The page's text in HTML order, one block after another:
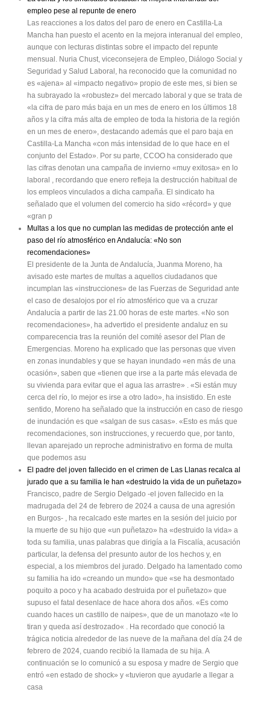
empleo pese al repunte de enero
Las reacciones a los datos del paro de enero en Castilla-La
Mancha han puesto el acento en la mejora interanual del empleo,
aunque con lecturas distintas sobre el impacto del repunte
mensual. Nuria Chust, viceconsejera de Empleo, Diálogo Social y
Seguridad y Salud Laboral, ha reconocido que la comunidad no
es «ajena» al «impacto negativo» propio de este mes, si bien se
ha subrayado la «robustez» del mercado laboral y que se trata de
«la cifra de paro más baja en un mes de enero en los últimos 18
años y la cifra más alta de empleo de toda la historia de la región
en un mes de enero», destacando además que el paro baja en
Castilla-La Mancha «con más intensidad de lo que hace en el
conjunto del Estado». Por su parte, CCOO ha considerado que
las cifras denotan una campaña de invierno «muy exitosa» en lo
laboral , recordando que enero refleja la destrucción habitual de
los empleos vinculados a dicha campaña. El sindicato ha
señalado que el volumen del comercio ha sido «récord» y que
«gran p
Multas a los que no cumplan las medidas de protección ante el
paso del río atmosférico en Andalucía: «No son
recomendaciones»
El presidente de la Junta de Andalucía, Juanma Moreno, ha
avisado este martes de multas a aquellos ciudadanos que
incumplan las «instrucciones» de las Fuerzas de Seguridad ante
el caso de desalojos por el río atmosférico que va a cruzar
Andalucía a partir de las 21.00 horas de este martes. «No son
recomendaciones», ha advertido el presidente andaluz en su
comparecencia tras la reunión del comité asesor del Plan de
Emergencias. Moreno ha explicado que las personas que viven
en zonas inundables y que se hayan inundado «en más de una
ocasión», saben que «tienen que irse a la parte más elevada de
su vivienda para evitar que el agua las arrastre» . «Si están muy
cerca del río, lo mejor es irse a otro lado», ha insistido. En este
sentido, Moreno ha señalado que la instrucción en caso de riesgo
de inundación es que «salgan de sus casas». «Esto es más que
recomendaciones, son instrucciones, y recuerdo que, por tanto,
llevan aparejado un reproche administrativo en forma de multa
que podemos asu
El padre del joven fallecido en el crimen de Las Llanas recalca al
jurado que a su familia le han «destruido la vida de un puñetazo»
Francisco, padre de Sergio Delgado -el joven fallecido en la
madrugada del 24 de febrero de 2024 a causa de una agresión
en Burgos- , ha recalcado este martes en la sesión del juicio por
la muerte de su hijo que «un puñetazo» ha «destruido la vida» a
toda su familia, unas palabras que dirigía a la Fiscalía, acusación
particular, la defensa del presunto autor de los hechos y, en
especial, a los miembros del jurado. Delgado ha lamentado como
su familia ha ido «creando un mundo» que «se ha desmontado
poquito a poco y ha acabado destruida por el puñetazo» que
supuso el fatal desenlace de hace ahora dos años. «Es como
cuando haces un castillo de naipes», que de un manotazo «te lo
tiran y queda así destrozado« . Ha recordado que conoció la
trágica noticia alrededor de las nueve de la mañana del día 24 de
febrero de 2024, cuando recibió la llamada de su hija. A
continuación se lo comunicó a su esposa y madre de Sergio que
entró «en estado de shock» y «tuvieron que ayudarle a llegar a
casa